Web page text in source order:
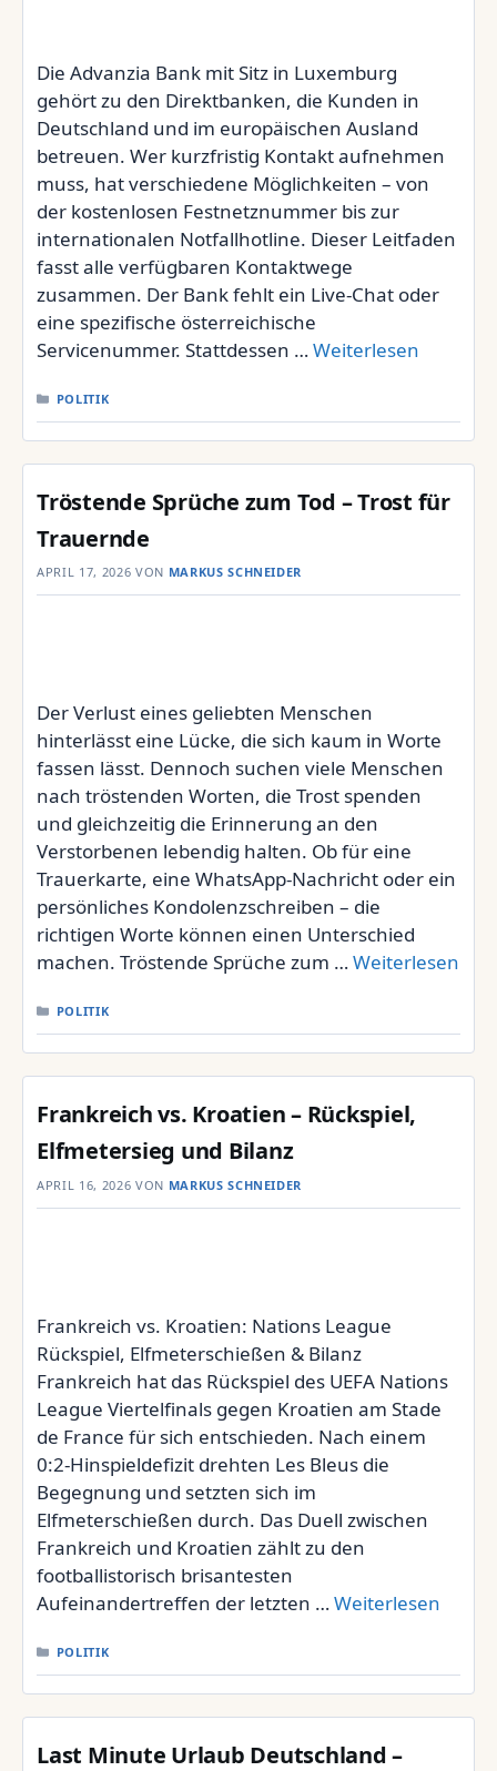
Die Advanzia Bank mit Sitz in Luxemburg
gehört zu den Direktbanken, die Kunden in
Deutschland und im europäischen Ausland
betreuen. Wer kurzfristig Kontakt aufnehmen
muss, hat verschiedene Möglichkeiten – von
der kostenlosen Festnetznummer bis zur
internationalen Notfallhotline. Dieser Leitfaden
fasst alle verfügbaren Kontaktwege
zusammen. Der Bank fehlt ein Live-Chat oder
eine spezifische österreichische
Servicenummer. Stattdessen …Weiterlesen
KATEGORIEN
POLITIK
Tröstende Sprüche zum Tod – Trost für
Trauernde
APRIL 17, 2026 VON MARKUS SCHNEIDER
Der Verlust eines geliebten Menschen
hinterlässt eine Lücke, die sich kaum in Worte
fassen lässt. Dennoch suchen viele Menschen
nach tröstenden Worten, die Trost spenden
und gleichzeitig die Erinnerung an den
Verstorbenen lebendig halten. Ob für eine
Trauerkarte, eine WhatsApp-Nachricht oder ein
persönliches Kondolenzschreiben – die
richtigen Worte können einen Unterschied
machen. Tröstende Sprüche zum …Weiterlesen
KATEGORIEN
POLITIK
Frankreich vs. Kroatien – Rückspiel,
Elfmetersieg und Bilanz
APRIL 16, 2026 VON MARKUS SCHNEIDER
Frankreich vs. Kroatien: Nations League
Rückspiel, Elfmeterschießen & Bilanz
Frankreich hat das Rückspiel des UEFA Nations
League Viertelfinals gegen Kroatien am Stade
de France für sich entschieden. Nach einem
0:2-Hinspieldefizit drehten Les Bleus die
Begegnung und setzten sich im
Elfmeterschießen durch. Das Duell zwischen
Frankreich und Kroatien zählt zu den
footballistorisch brisantesten
Aufeinandertreffen der letzten …Weiterlesen
KATEGORIEN
POLITIK
Last Minute Urlaub Deutschland –